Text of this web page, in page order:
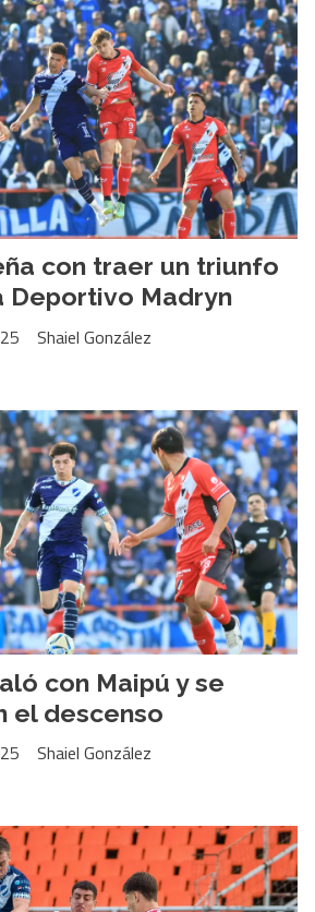
con traer un triunfo
Deportivo Madryn
Shaiel González
con Maipú y se
el descenso
Shaiel González